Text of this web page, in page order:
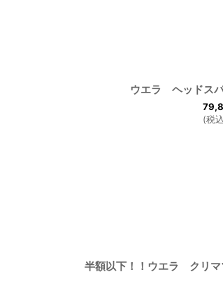
ウエラ ヘッドス
(税込
半額以下！！ウエラ クリ